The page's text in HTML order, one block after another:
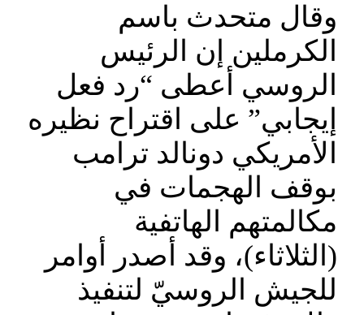
وقال متحدث باسم
الكرملين إن الرئيس
الروسي أعطى “رد فعل
إيجابي” على اقتراح نظيره
الأمريكي دونالد ترامب
بوقف الهجمات في
مكالمتهم الهاتفية
(الثلاثاء)، وقد أصدر أوامر
للجيش الروسيّ لتنفيذ